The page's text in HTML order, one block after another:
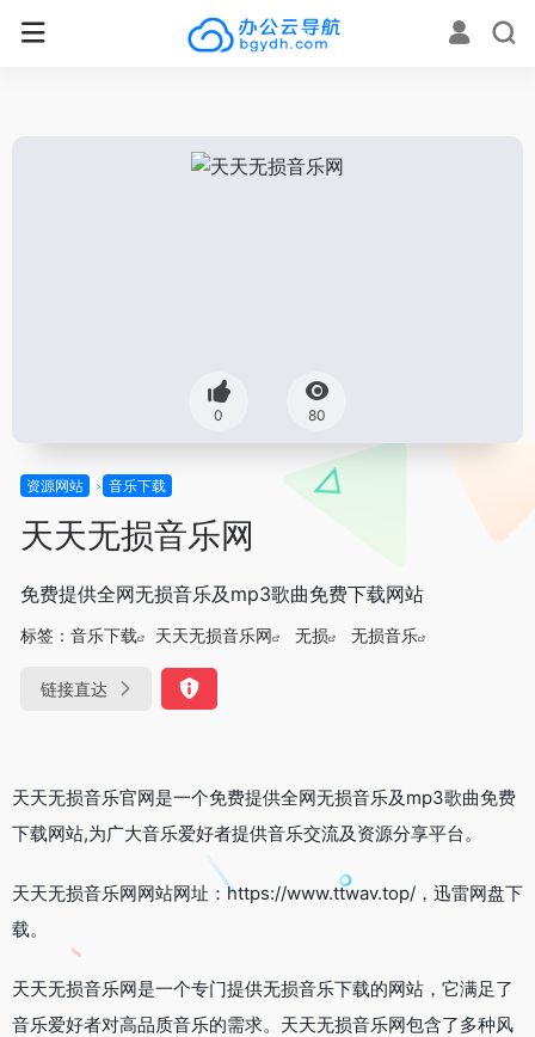
0 80
资源网站 音乐下载
天天无损音乐网
免费提供全网无损音乐及mp3歌曲免费下载网站
标签： 音乐下载 天天无损音乐网 无损 无损音乐
链接直达
天天无损音乐官网是一个免费提供全网无损音乐及mp3歌曲免费
下载网站,为广大音乐爱好者提供音乐交流及资源分享平台。
天天无损音乐网网站网址：https://www.ttwav.top/，迅雷网盘下
载。
天天无损音乐网是一个专门提供无损音乐下载的网站，它满足了
音乐爱好者对高品质音乐的需求。天天无损音乐网包含了多种风